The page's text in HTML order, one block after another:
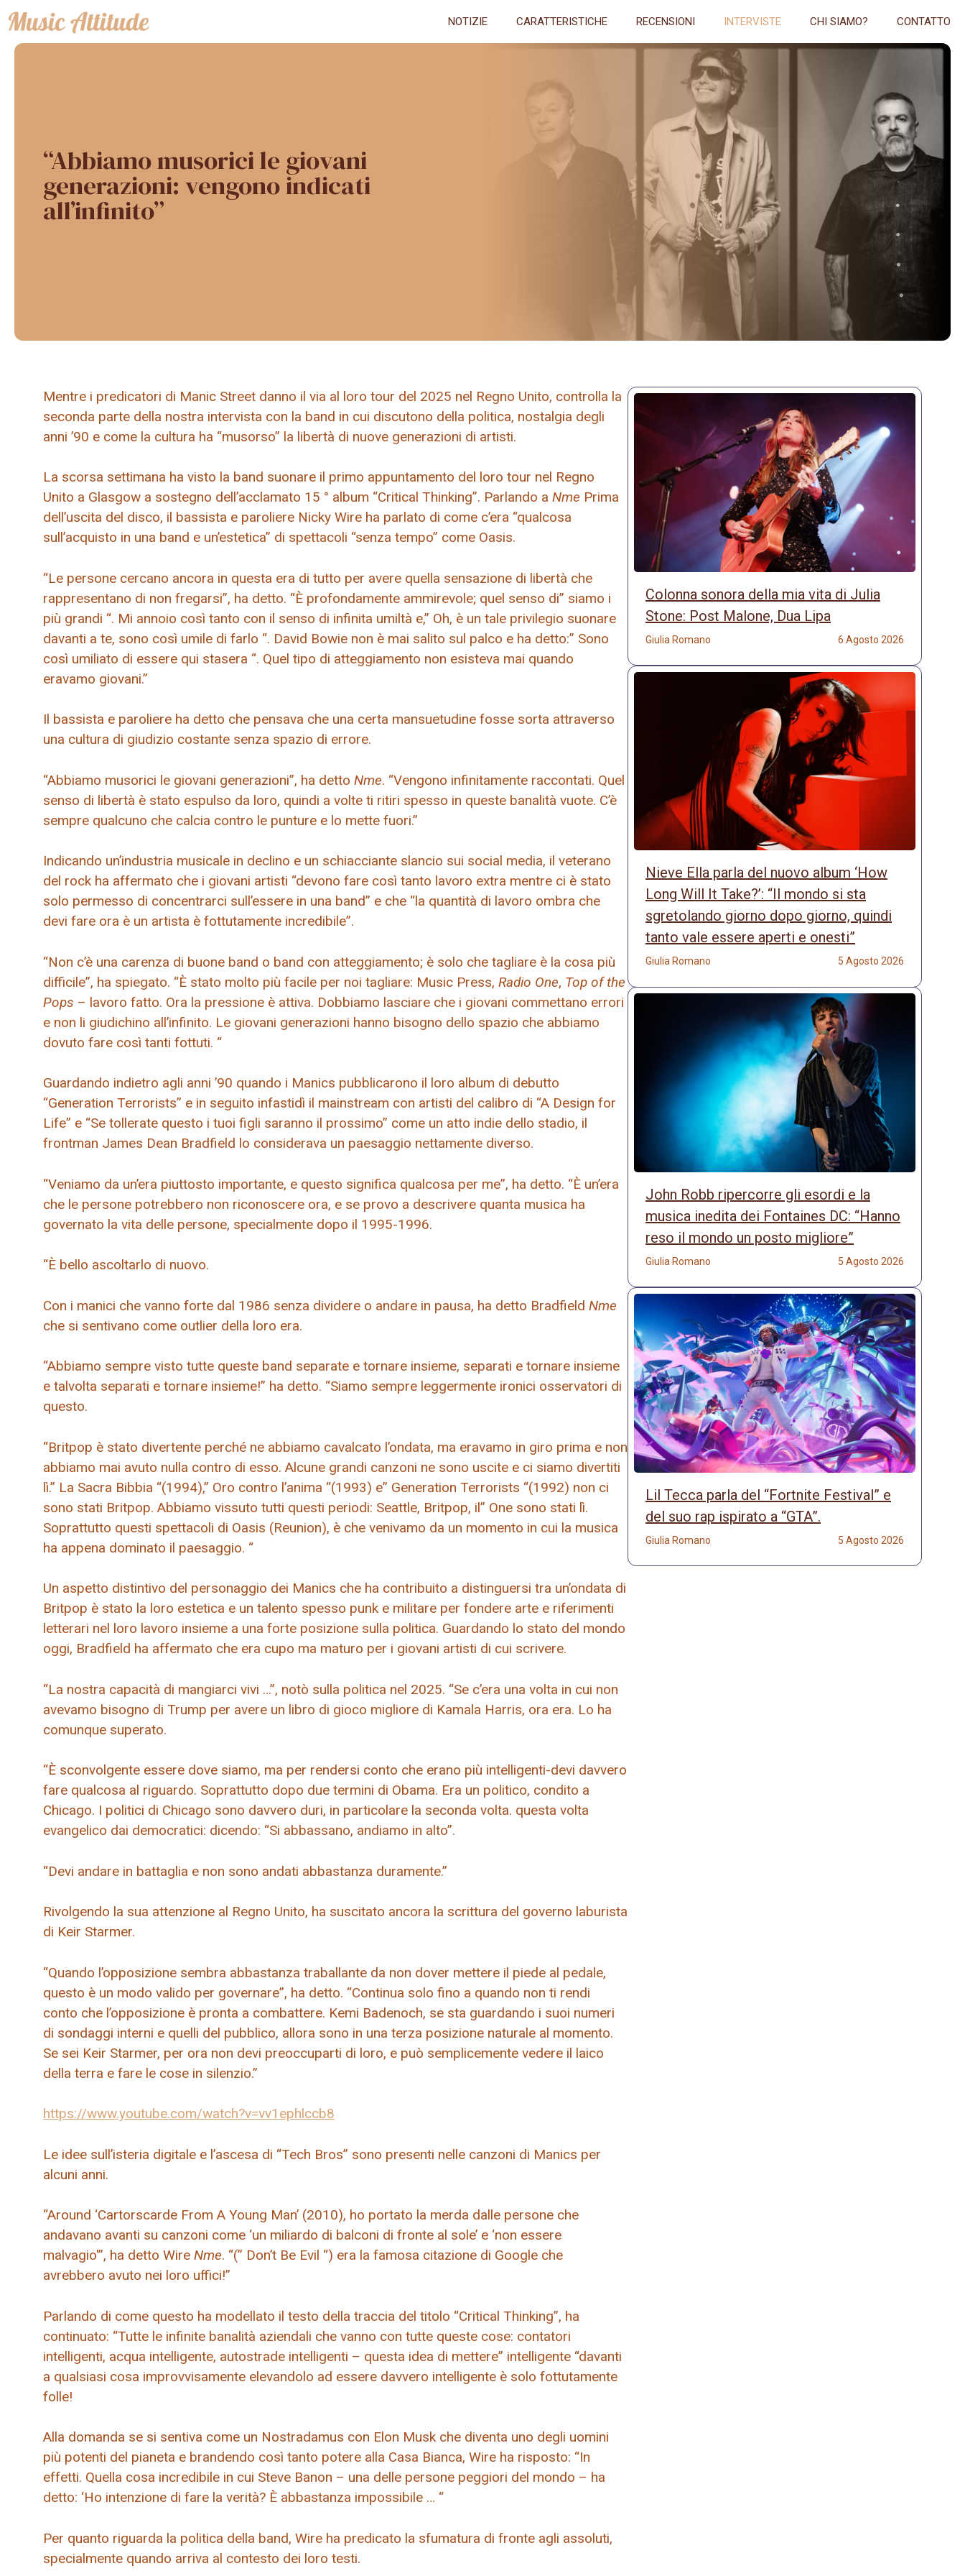
Vai
al
contenuto
NOTIZIE CARATTERISTICHE RECENSIONI INTERVISTE CHI SIAMO? CONTATTO
“Abbiamo musorici le giovani
generazioni: vengono indicati
all’infinito”
Mentre i predicatori di Manic Street danno il via al loro tour del 2025 nel Regno Unito, controlla la
seconda parte della nostra intervista con la band in cui discutono della politica, nostalgia degli
anni ’90 e come la cultura ha “musorso” la libertà di nuove generazioni di artisti.
La scorsa settimana ha visto la band suonare il primo appuntamento del loro tour nel Regno
Unito a Glasgow a sostegno dell’acclamato 15 ° album “Critical Thinking”. Parlando a Nme Prima
dell’uscita del disco, il bassista e paroliere Nicky Wire ha parlato di come c’era “qualcosa
sull’acquisto in una band e un’estetica” di spettacoli “senza tempo” come Oasis.
“Le persone cercano ancora in questa era di tutto per avere quella sensazione di libertà che
rappresentano di non fregarsi”, ha detto. “È profondamente ammirevole; quel senso di” siamo i
più grandi “. Mi annoio così tanto con il senso di infinita umiltà e,” Oh, è un tale privilegio suonare
davanti a te, sono così umile di farlo “. David Bowie non è mai salito sul palco e ha detto:” Sono
così umiliato di essere qui stasera “. Quel tipo di atteggiamento non esisteva mai quando
eravamo giovani.”
Il bassista e paroliere ha detto che pensava che una certa mansuetudine fosse sorta attraverso
una cultura di giudizio costante senza spazio di errore.
“Abbiamo musorici le giovani generazioni”, ha detto Nme. “Vengono infinitamente raccontati. Quel
senso di libertà è stato espulso da loro, quindi a volte ti ritiri spesso in queste banalità vuote. C’è
sempre qualcuno che calcia contro le punture e lo mette fuori.”
Indicando un’industria musicale in declino e un schiacciante slancio sui social media, il veterano
del rock ha affermato che i giovani artisti “devono fare così tanto lavoro extra mentre ci è stato
solo permesso di concentrarci sull’essere in una band” e che “la quantità di lavoro ombra che
devi fare ora è un artista è fottutamente incredibile”.
“Non c’è una carenza di buone band o band con atteggiamento; è solo che tagliare è la cosa più
difficile”, ha spiegato. “È stato molto più facile per noi tagliare: Music Press, Radio One, Top of the
Pops – lavoro fatto. Ora la pressione è attiva. Dobbiamo lasciare che i giovani commettano errori
e non li giudichino all’infinito. Le giovani generazioni hanno bisogno dello spazio che abbiamo
dovuto fare così tanti fottuti. “
Guardando indietro agli anni ’90 quando i Manics pubblicarono il loro album di debutto
“Generation Terrorists” e in seguito infastidì il mainstream con artisti del calibro di “A Design for
Life” e “Se tollerate questo i tuoi figli saranno il prossimo” come un atto indie dello stadio, il
frontman James Dean Bradfield lo considerava un paesaggio nettamente diverso.
“Veniamo da un’era piuttosto importante, e questo significa qualcosa per me”, ha detto. “È un’era
che le persone potrebbero non riconoscere ora, e se provo a descrivere quanta musica ha
governato la vita delle persone, specialmente dopo il 1995-1996.
“È bello ascoltarlo di nuovo.
Con i manici che vanno forte dal 1986 senza dividere o andare in pausa, ha detto Bradfield Nme
che si sentivano come outlier della loro era.
“Abbiamo sempre visto tutte queste band separate e tornare insieme, separati e tornare insieme
e talvolta separati e tornare insieme!” ha detto. “Siamo sempre leggermente ironici osservatori di
questo.
“Britpop è stato divertente perché ne abbiamo cavalcato l’ondata, ma eravamo in giro prima e non
abbiamo mai avuto nulla contro di esso. Alcune grandi canzoni ne sono uscite e ci siamo divertiti
lì.” La Sacra Bibbia “(1994),” Oro contro l’anima “(1993) e” Generation Terrorists “(1992) non ci
sono stati Britpop. Abbiamo vissuto tutti questi periodi: Seattle, Britpop, il” One sono stati lì.
Soprattutto questi spettacoli di Oasis (Reunion), è che venivamo da un momento in cui la musica
ha appena dominato il paesaggio. “
Un aspetto distintivo del personaggio dei Manics che ha contribuito a distinguersi tra un’ondata di
Britpop è stato la loro estetica e un talento spesso punk e militare per fondere arte e riferimenti
letterari nel loro lavoro insieme a una forte posizione sulla politica. Guardando lo stato del mondo
oggi, Bradfield ha affermato che era cupo ma maturo per i giovani artisti di cui scrivere.
“La nostra capacità di mangiarci vivi …”, notò sulla politica nel 2025. “Se c’era una volta in cui non
avevamo bisogno di Trump per avere un libro di gioco migliore di Kamala Harris, ora era. Lo ha
comunque superato.
“È sconvolgente essere dove siamo, ma per rendersi conto che erano più intelligenti-devi davvero
fare qualcosa al riguardo. Soprattutto dopo due termini di Obama. Era un politico, condito a
Chicago. I politici di Chicago sono davvero duri, in particolare la seconda volta. questa volta
evangelico dai democratici: dicendo: “Si abbassano, andiamo in alto”.
“Devi andare in battaglia e non sono andati abbastanza duramente.”
Rivolgendo la sua attenzione al Regno Unito, ha suscitato ancora la scrittura del governo laburista
di Keir Starmer.
“Quando l’opposizione sembra abbastanza traballante da non dover mettere il piede al pedale,
questo è un modo valido per governare”, ha detto. “Continua solo fino a quando non ti rendi
conto che l’opposizione è pronta a combattere. Kemi Badenoch, se sta guardando i suoi numeri
di sondaggi interni e quelli del pubblico, allora sono in una terza posizione naturale al momento.
Se sei Keir Starmer, per ora non devi preoccuparti di loro, e può semplicemente vedere il laico
della terra e fare le cose in silenzio.”
https://www.youtube.com/watch?v=vv1ephlccb8
Le idee sull’isteria digitale e l’ascesa di “Tech Bros” sono presenti nelle canzoni di Manics per
alcuni anni.
“Around ‘Cartorscarde From A Young Man’ (2010), ho portato la merda dalle persone che
andavano avanti su canzoni come ‘un miliardo di balconi di fronte al sole’ e ‘non essere
malvagio'”, ha detto Wire Nme. “(” Don’t Be Evil “) era la famosa citazione di Google che
avrebbero avuto nei loro uffici!”
Parlando di come questo ha modellato il testo della traccia del titolo “Critical Thinking”, ha
continuato: “Tutte le infinite banalità aziendali che vanno con tutte queste cose: contatori
intelligenti, acqua intelligente, autostrade intelligenti – questa idea di mettere” intelligente “davanti
a qualsiasi cosa improvvisamente elevandolo ad essere davvero intelligente è solo fottutamente
folle!
Alla domanda se si sentiva come un Nostradamus con Elon Musk che diventa uno degli uomini
più potenti del pianeta e brandendo così tanto potere alla Casa Bianca, Wire ha risposto: “In
effetti. Quella cosa incredibile in cui Steve Banon – una delle persone peggiori del mondo – ha
detto: ‘Ho intenzione di fare la verità? È abbastanza impossibile … “
Per quanto riguarda la politica della band, Wire ha predicato la sfumatura di fronte agli assoluti,
specialmente quando arriva al contesto dei loro testi.
Colonna sonora della mia vita di Julia
Stone: Post Malone, Dua Lipa
Giulia Romano 6 Agosto 2026
Nieve Ella parla del nuovo album ‘How
Long Will It Take?’: “Il mondo si sta
sgretolando giorno dopo giorno, quindi
tanto vale essere aperti e onesti”
Giulia Romano 5 Agosto 2026
John Robb ripercorre gli esordi e la
musica inedita dei Fontaines DC: “Hanno
reso il mondo un posto migliore”
Giulia Romano 5 Agosto 2026
Lil Tecca parla del “Fortnite Festival” e
del suo rap ispirato a “GTA”.
Giulia Romano 5 Agosto 2026